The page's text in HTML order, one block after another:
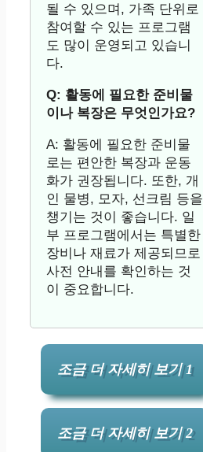
될 수 있으며, 가족 단위로
참여할 수 있는 프로그램
도 많이 운영되고 있습니
다.
Q: 활동에 필요한 준비물
이나 복장은 무엇인가요?
A: 활동에 필요한 준비물
로는 편안한 복장과 운동
화가 권장됩니다. 또한, 개
인 물병, 모자, 선크림 등을
챙기는 것이 좋습니다. 일
부 프로그램에서는 특별한
장비나 재료가 제공되므로
사전 안내를 확인하는 것
이 중요합니다.
조금 더 자세히 보기 1
조금 더 자세히 보기 2